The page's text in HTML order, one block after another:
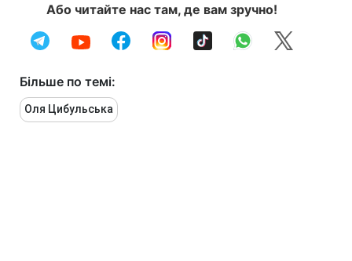
Або читайте нас там, де вам зручно!
Більше по темі:
Оля Цибульська